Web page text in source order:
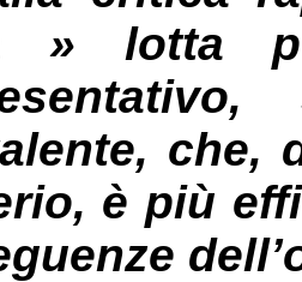
» lotta
che,
è più